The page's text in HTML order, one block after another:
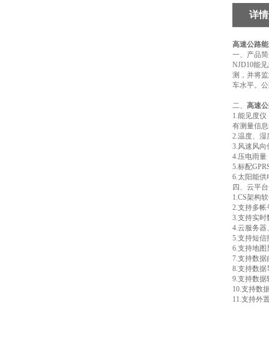
详
高速公路
一、产品
NJD10能
测，并将
车水平。
二、 高速
1.能见度
有测量信
2.温度、湿
3.风速风
4.压电雨量
5.标配
6.太阳能供
四、云平
1.CS架构
2.支持多帐
3.支持实时
4.云服务器
5.支持短信
6.支持地图
7.支持数据
8.支持数据
9.支持数据
10.支持数
11.支持外